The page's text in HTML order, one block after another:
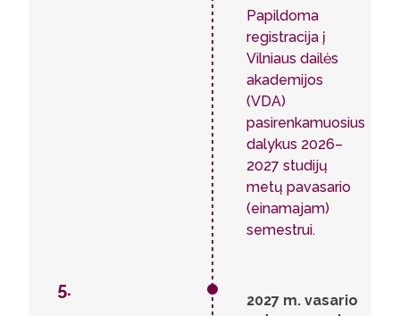
Papildoma
registracija į
Vilniaus dailės
akademijos
(VDA)
pasirenkamuosius
dalykus 2026–
2027 studijų
metų pavasario
(einamajam)
semestrui.
5.
2027 m. vasario